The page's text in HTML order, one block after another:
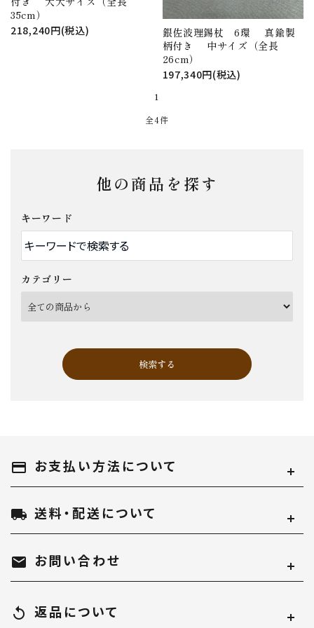
35cm）
218,240円(税込)
銀佐波理錫杖 6環 真鍮製
柄付き 中サイズ（全長
26cm）
197,340円(税込)
1
全4件
他の商品を探す
キーワード
カテゴリー
検索する
キーワード
カテゴリー
payment お支払い方法について
local_shipping 送料・配送について
mail お問い合わせ
replay 返品について